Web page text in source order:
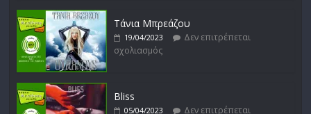
σχολιασμός
Τάνια Μπρεάζου
19/04/2023
Δεν επιτρέπεται
σχολιασμός
Bliss
05/04/2023
Δεν επιτρέπεται